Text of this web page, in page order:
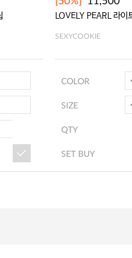
LOVELY PEARL 라이
SEXYCOOKIE
COLOR
SIZE
QTY
SET BUY